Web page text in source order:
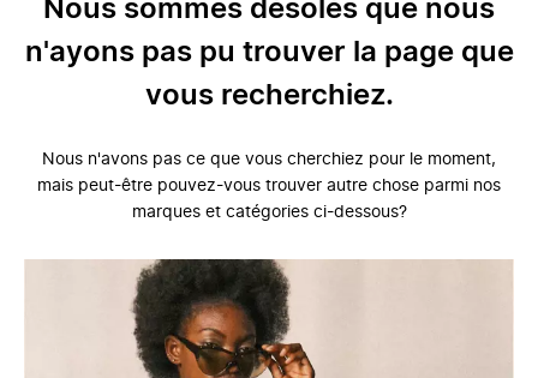
Nous sommes désolés que nous
n'ayons pas pu trouver la page que
vous recherchiez.
Nous n'avons pas ce que vous cherchiez pour le moment,
mais peut-être pouvez-vous trouver autre chose parmi nos
marques et catégories ci-dessous?